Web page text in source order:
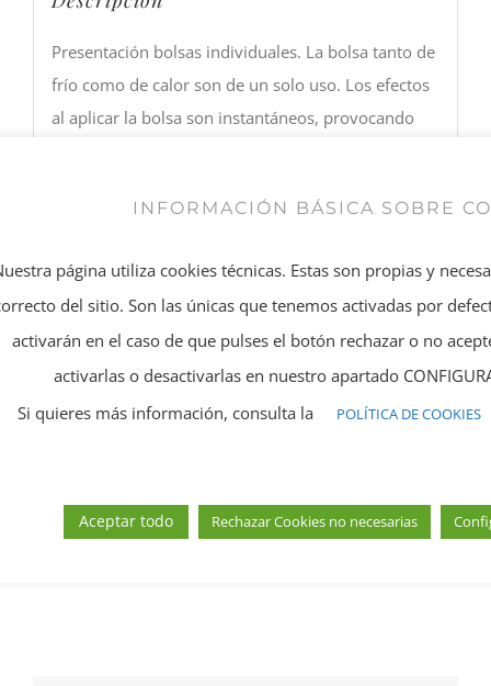
Presentación bolsas individuales. La bolsa tanto de
frío como de calor son de un solo uso. Los efectos
al aplicar la bolsa son instantáneos, provocando
flujo sanguíneo en la zona del cuerpo en donde se
Compartir En
Twitear este
Añadir a Pinterest Email This Product
INFORMACIÓN BÁSICA SOBRE
página utiliza cookies técnicas. Estas son propias y
del sitio. Son las únicas que tenemos activadas por
activarán en el caso de que pulses el botón rechazar o no
activarlas o desactivarlas en nuestro apartado
Si quieres más información, consulta la
POLÍTICA DE COOKIES
Aceptar todo Rechazar Cookies no necesarias